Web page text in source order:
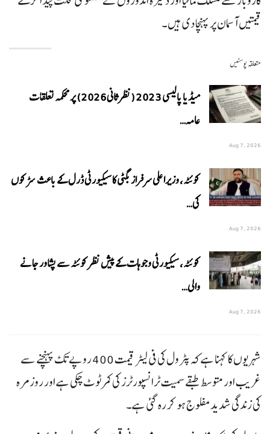
قیمتیں آسمان پر پہنچا دی ہیں۔
متعلقہ پوسٹیں
میڈیا پالیسی 2023 (نظرثانی 2026) پر محکمہ تعلقات
عامہ…
Aug 7, 2026
کوئٹہ، وزیراعلی سرفراز بگٹی کا سیکیورٹی ڈرل کے باعث سڑکوں
کی…
Aug 7, 2026
کوئٹہ، سیکیورٹی وجوہات کے پیش نظر کوئٹہ سے پشاور جانے
والی…
Aug 7, 2026
شہریوں کا کہنا ہے کہ پٹرول کی فی لیٹر قیمت 400 روپے تک پہنچنے سے
غریب اور متوسط طبقے سمیت ٹرانسپورٹرز کی کمر ٹوٹ چکی ہے اور روزمرہ
کی زندگی شدید مفلوج ہو کر رہ گئی ہے۔